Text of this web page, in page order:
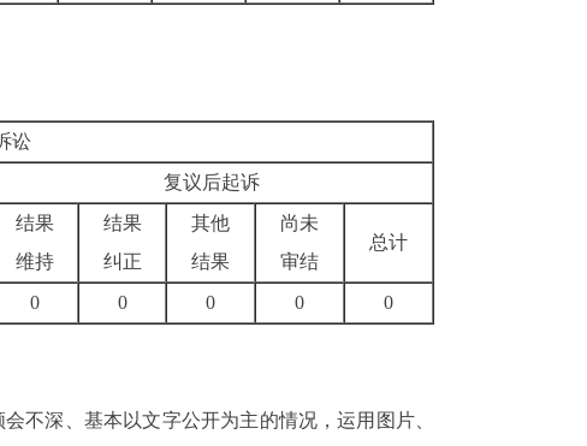
讼
复议后起诉
结果
维持
结果
纠正
其他
结果
尚未
审结
总计
0 0 0 0 0
不深、基本以文字公开为主的情况，运用图片、